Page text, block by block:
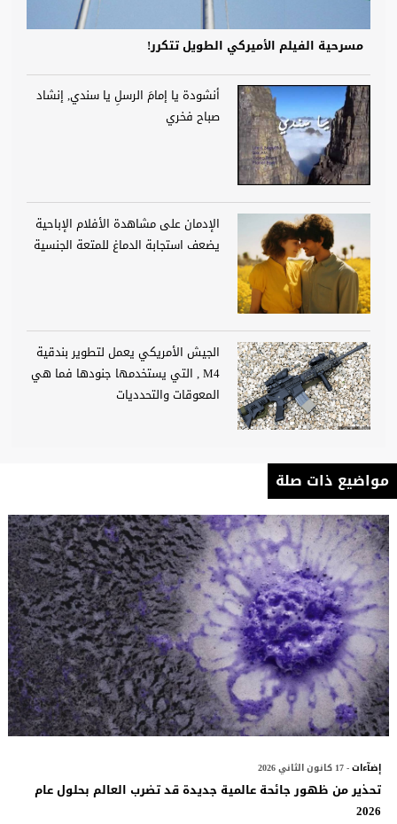
مسرحية الفيلم الأميركي الطويل تتكرر!
أنشودة يا إمامَ الرسلِ يا سندي, إنشاد
صباح فخري
الإدمان على مشاهدة الأفلام الإباحية
يضعف استجابة الدماغ للمتعة الجنسية
الجيش الأمريكي يعمل لتطوير بندقية
M4 , التي يستخدمها جنودها فما هي
المعوقات والتحدديات
مواضيع ذات صلة
إضآءات- 17 كانون الثاني 2026
تحذير من ظهور جائحة عالمية جديدة قد تضرب العالم بحلول عام
2026